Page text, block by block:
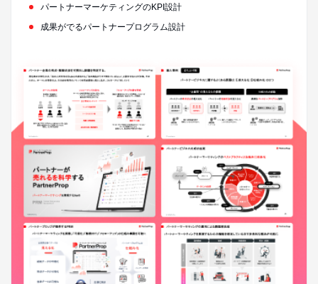
パートナーマーケティングのKPI設計
成果がでるパートナープログラム設計